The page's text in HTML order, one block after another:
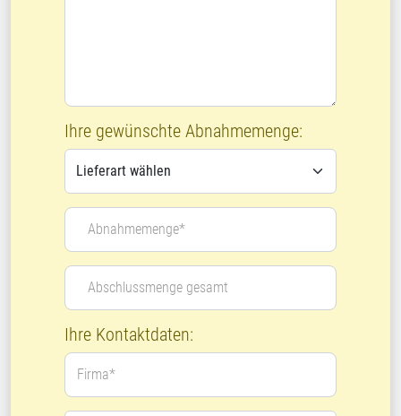
Ihre gewünschte Abnahmemenge:
Abnahmemenge*
Abschlussmenge gesamt
Ihre Kontaktdaten:
Firma*